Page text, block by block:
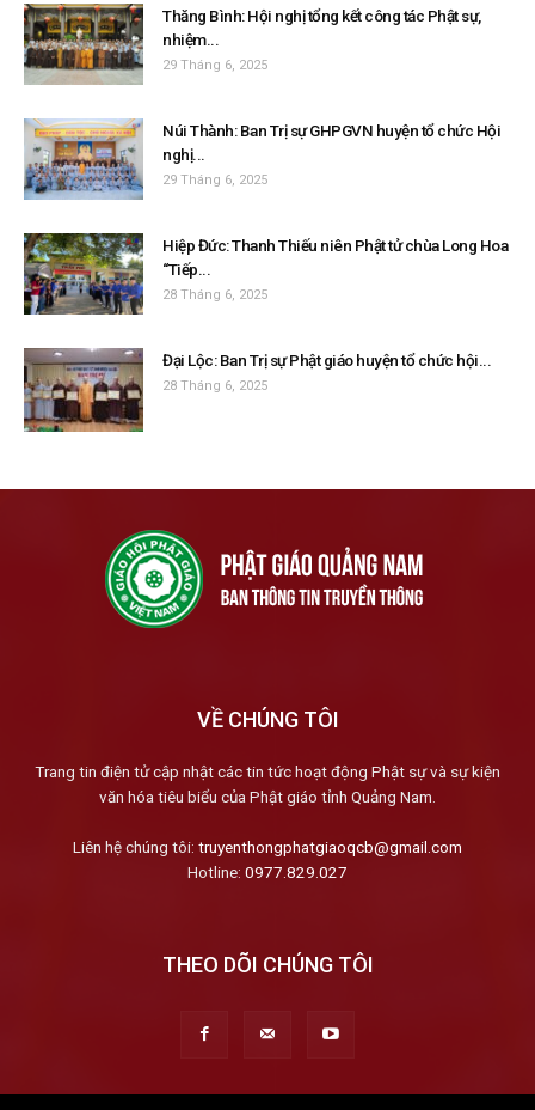
Thăng Bình: Hội nghị tổng kết công tác Phật sự,
nhiệm...
29 Tháng 6, 2025
Núi Thành: Ban Trị sự GHPGVN huyện tổ chức Hội
nghị...
29 Tháng 6, 2025
Hiệp Đức: Thanh Thiếu niên Phật tử chùa Long Hoa
“Tiếp...
28 Tháng 6, 2025
Đại Lộc: Ban Trị sự Phật giáo huyện tổ chức hội...
28 Tháng 6, 2025
VỀ CHÚNG TÔI
Trang tin điện tử cập nhật các tin tức hoạt động Phật sự và sự kiện
văn hóa tiêu biểu của Phật giáo tỉnh Quảng Nam.
Liên hệ chúng tôi: truyenthongphatgiaoqcb@gmail.com
Hotline: 0977.829.027
THEO DÕI CHÚNG TÔI